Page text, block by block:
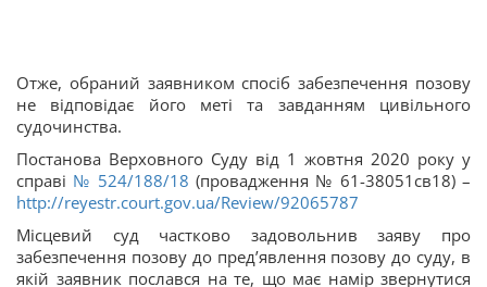
Отже, обраний заявником спосіб забезпечення позову
не відповідає його меті та завданням цивільного
судочинства.
Постанова Верховного Суду від 1 жовтня 2020 року у
справі № 524/188/18 (провадження № 61-38051св18) –
http://reyestr.court.gov.ua/Review/92065787
Місцевий суд частково задовольнив заяву про
забезпечення позову до пред’явлення позову до суду, в
якій заявник послався на те, що має намір звернутися